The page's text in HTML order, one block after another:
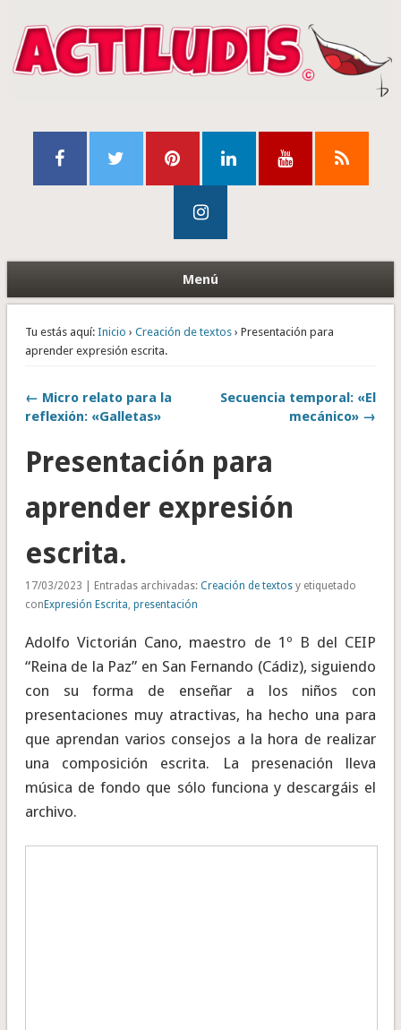
Menú
Tu estás aquí: Inicio › Creación de textos› Presentación para
aprender expresión escrita.
← Micro relato para la
reflexión: «Galletas»
Secuencia temporal: «El
mecánico» →
Presentación para
aprender expresión
escrita.
17/03/2023 | Entradas archivadas: Creación de textosy etiquetado
con Expresión Escrita, presentación
Adolfo Victorián Cano, maestro de 1º B del CEIP
“Reina de la Paz” en San Fernando (Cádiz), siguiendo
con su forma de enseñar a los niños con
presentaciones muy atractivas, ha hecho una para
que aprendan varios consejos a la hora de realizar
una composición escrita. La presenación lleva
música de fondo que sólo funciona y descargáis el
archivo.